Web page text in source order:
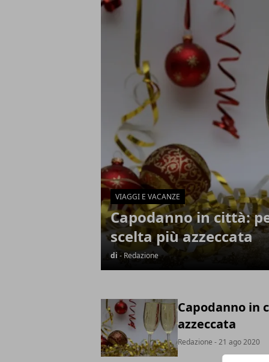
Articoli in Evidenza
VIAGGI E VACANZE
Capodanno in città:
scelta più azzeccata
di - Redazione
Capodanno in
azzeccata
Redazione - 21 ago 2020